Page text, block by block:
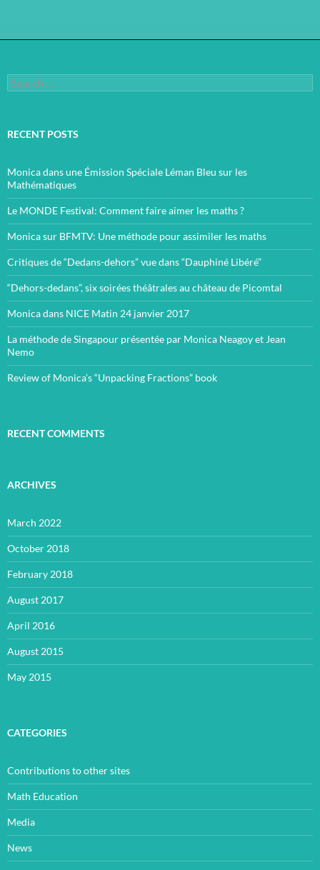
Search
for:
RECENT POSTS
Monica dans une Émission Spéciale Léman Bleu sur les
Mathématiques
Le MONDE Festival: Comment faire aimer les maths ?
Monica sur BFMTV: Une méthode pour assimiler les maths
Critiques de “Dedans-dehors” vue dans “Dauphiné Libéré”
“Dehors-dedans”, six soirées théâtrales au château de Picomtal
Monica dans NICE Matin 24 janvier 2017
La méthode de Singapour présentée par Monica Neagoy et Jean
Nemo
Review of Monica’s “Unpacking Fractions” book
RECENT COMMENTS
ARCHIVES
March 2022
October 2018
February 2018
August 2017
April 2016
August 2015
May 2015
CATEGORIES
Contributions to other sites
Math Education
Media
News